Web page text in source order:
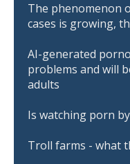
The phenomenon
cases is growing,
AI-generated
problems and will
adults
Is watching porn
Troll farms - what